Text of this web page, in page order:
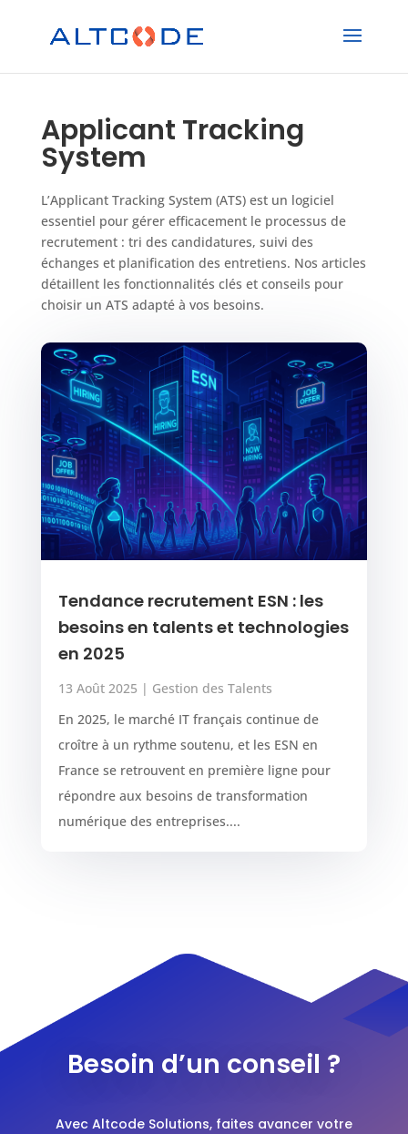
Applicant Tracking
System
L’Applicant Tracking System (ATS) est un logiciel
essentiel pour gérer efficacement le processus de
recrutement : tri des candidatures, suivi des
échanges et planification des entretiens. Nos articles
détaillent les fonctionnalités clés et conseils pour
choisir un ATS adapté à vos besoins.
Tendance recrutement ESN : les
besoins en talents et technologies
en 2025
13 Août 2025 | Gestion des Talents
En 2025, le marché IT français continue de
croître à un rythme soutenu, et les ESN en
France se retrouvent en première ligne pour
répondre aux besoins de transformation
numérique des entreprises....
Besoin d’un conseil ?
Avec Altcode Solutions, faites avancer votre